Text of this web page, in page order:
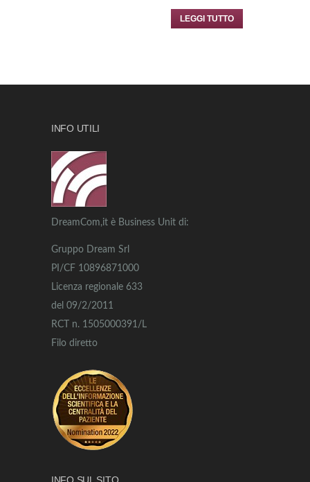
LEGGI TUTTO
INFO UTILI
DreamCom,it è Business Unit di:
Gruppo Dream Srl
PI/CF 10896871000
Licenza regionale 633
del 09/2/2011
RCT n. 1505000391/L
Filo diretto
INFO SUL SITO